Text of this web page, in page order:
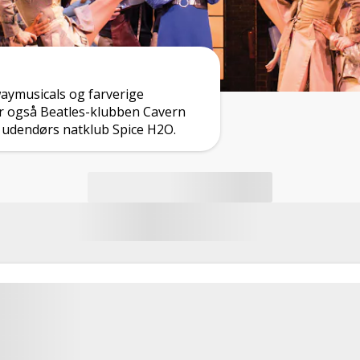
og farverige
Beatles-klubben Cavern
natklub Spice H2O.